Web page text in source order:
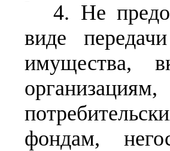
4. Не
виде
имущества,
фондам,